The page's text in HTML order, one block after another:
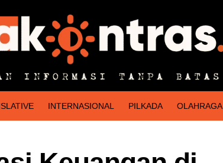
INTERNASIONAL PILKADA OLAHRAGA